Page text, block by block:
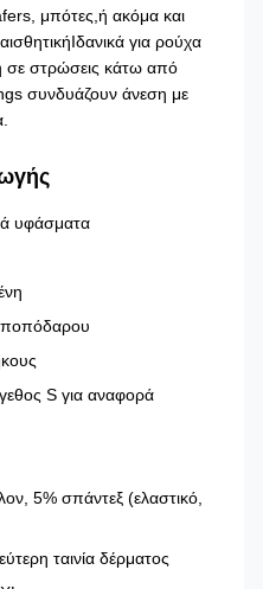
μπότες,ή ακόμα και
για ρούχα
σε στρώσεις κάτω από
συνδυάζουν άνεση με
υφάσματα
S για αναφορά
5% σπάντεξ (ελαστικό,
ταινία δέρματος